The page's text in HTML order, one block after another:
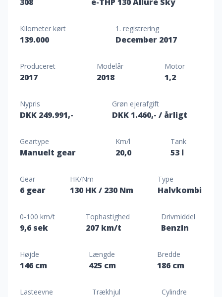
Kilometer kørt
139.000
1. registrering
December 2017
Produceret
2017
Modelår
2018
Motor
1,2
Nypris
DKK 249.991,-
Grøn ejerafgift
DKK 1.460,- / årligt
Geartype
Manuelt gear
Km/l
20,0
Tank
53 l
Gear
6 gear
HK/Nm
130 HK/ 230 Nm
Type
Halvkombi
0-100 km/t
9,6 sek
Tophastighed
207 km/t
Drivmiddel
Benzin
Højde
146 cm
Længde
425 cm
Bredde
186 cm
Lasteevne Trækhjul Cylindre